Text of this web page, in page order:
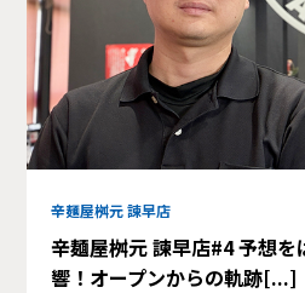
辛麺屋桝元 諫早店
辛麺屋桝元 諫早店#4 予想
響！オープンからの軌跡[...]